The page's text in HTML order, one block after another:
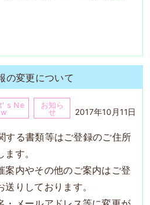
変更について
s Ne
w
お知ら
せ
2017年10月11日
する書類等はご登録のご住所
す。
内やその他のご案内はご登
りしております。